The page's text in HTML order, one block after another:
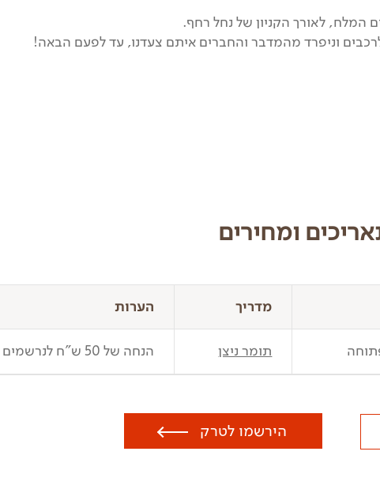
המלח, לאורך הקניון של נחל רחף.
וניפרד מהמדבר והחברים איתם צעדנו, עד לפעם הבאה!
ומחירים
מדריך הערות
תומר ניצן הנחה של 50 ש"ח לנרשמים עד לתאריך 1.9.26
הירשמו לטרק